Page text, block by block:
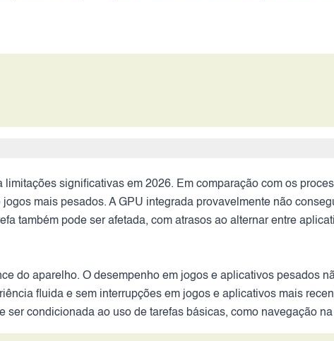
significativas em 2026. Em comparação com os
mais pesados. A GPU integrada provavelmente não
também pode ser afetada, com atrasos ao alternar entre
do aparelho. O desempenho em jogos e aplicativos pesados
fluida e sem interrupções em jogos e aplicativos mais
condicionada ao uso de tarefas básicas, como navegação